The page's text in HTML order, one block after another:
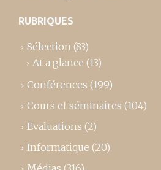
RUBRIQUES
Sélection (83)
At a glance (13)
Conférences (199)
Cours et séminaires (104)
Evaluations (2)
Informatique (20)